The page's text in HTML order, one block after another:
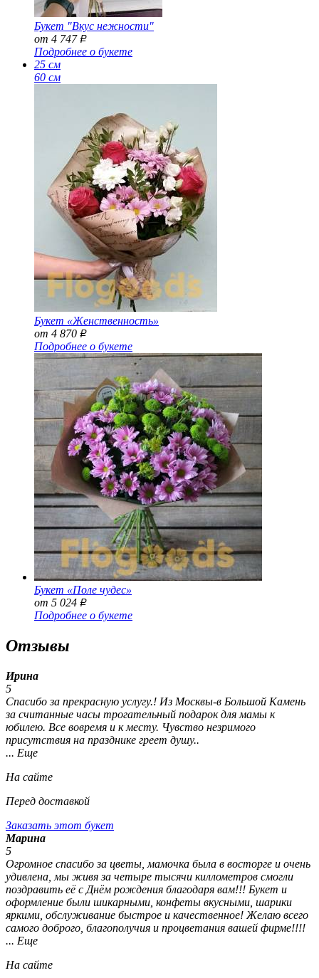
Букет "Вкус нежности"
от 4 747 Р
Подробнее о букете
25 см
60 см
Букет «Женственность»
от 4 870 Р
Подробнее о букете
Букет «Поле чудес»
от 5 024 Р
Подробнее о букете
Отзывы
Ирина
5
Спасибо за прекрасную услугу.! Из Москвы-в Большой Камень
за считанные часы трогательный подарок для мамы к
юбилею. Все вовремя и к месту. Чувство незримого
присутствия на празднике греет душу..
... Еще
На сайте
Перед доставкой
Заказать этот букет
Марина
5
Огромное спасибо за цветы, мамочка была в восторге и очень
удивлена, мы живя за четыре тысячи киллометров смогли
поздравить её с Днём рождения благодаря вам!!! Букет и
оформление были шикарными, конфеты вкусными, шарики
яркими, обслуживание быстрое и качественное! Желаю всего
самого доброго, благополучия и процветания вашей фирме!!!!
... Еще
На сайте